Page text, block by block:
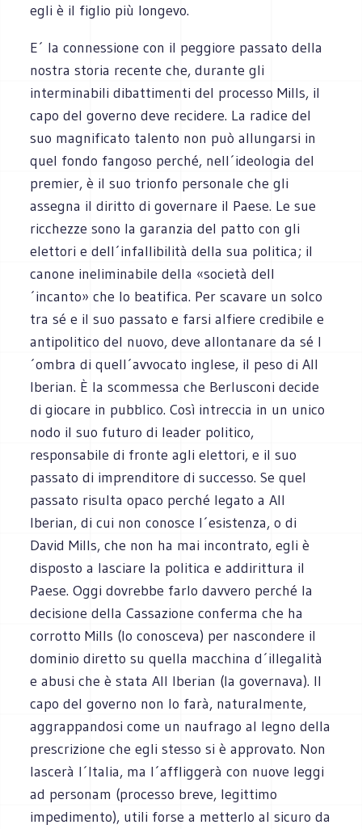
egli è il figlio più longevo.
E´ la connessione con il peggiore passato della
nostra storia recente che, durante gli
interminabili dibattimenti del processo Mills, il
capo del governo deve recidere. La radice del
suo magnificato talento non può allungarsi in
quel fondo fangoso perché, nell´ideologia del
premier, è il suo trionfo personale che gli
assegna il diritto di governare il Paese. Le sue
ricchezze sono la garanzia del patto con gli
elettori e dell´infallibilità della sua politica; il
canone ineliminabile della «società dell
´incanto» che lo beatifica. Per scavare un solco
tra sé e il suo passato e farsi alfiere credibile e
antipolitico del nuovo, deve allontanare da sé l
´ombra di quell´avvocato inglese, il peso di All
Iberian. È la scommessa che Berlusconi decide
di giocare in pubblico. Così intreccia in un unico
nodo il suo futuro di leader politico,
responsabile di fronte agli elettori, e il suo
passato di imprenditore di successo. Se quel
passato risulta opaco perché legato a All
Iberian, di cui non conosce l´esistenza, o di
David Mills, che non ha mai incontrato, egli è
disposto a lasciare la politica e addirittura il
Paese. Oggi dovrebbe farlo davvero perché la
decisione della Cassazione conferma che ha
corrotto Mills (lo conosceva) per nascondere il
dominio diretto su quella macchina d´illegalità
e abusi che è stata All Iberian (la governava). Il
capo del governo non lo farà, naturalmente,
aggrappandosi come un naufrago al legno della
prescrizione che egli stesso si è approvato. Non
lascerà l´Italia, ma l´affliggerà con nuove leggi
ad personam (processo breve, legittimo
impedimento), utili forse a metterlo al sicuro da